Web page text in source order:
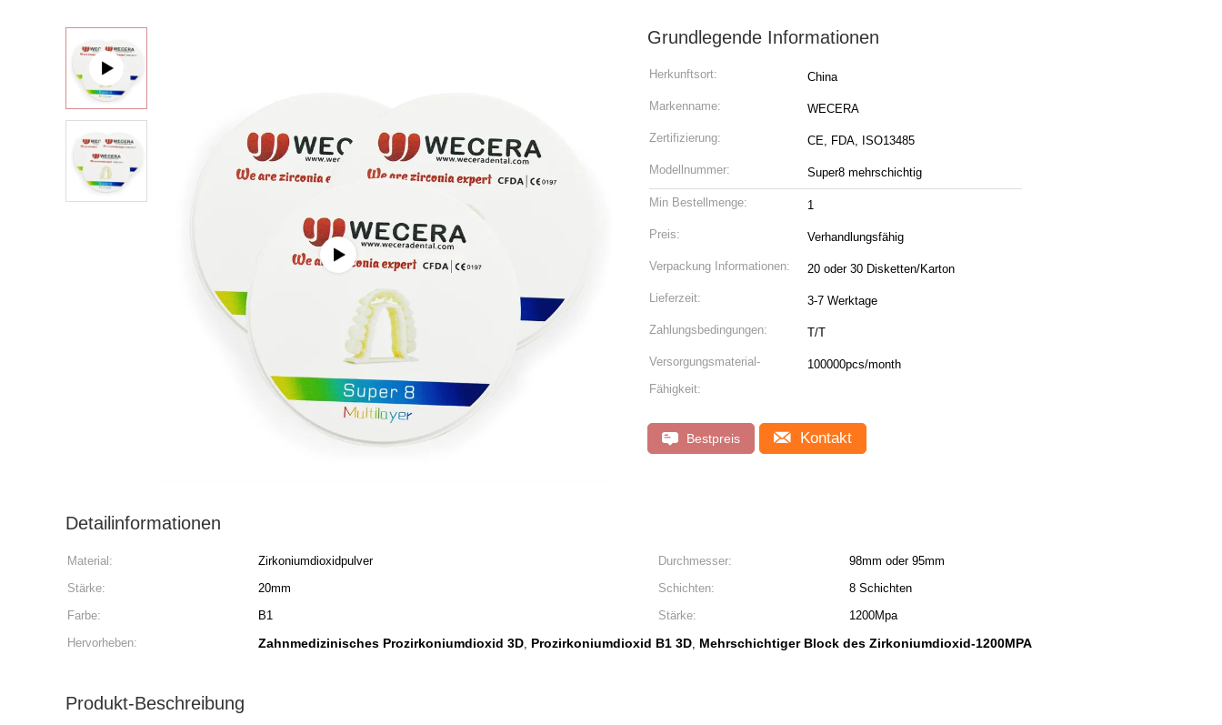
Grundlegende Informationen
Herkunftsort: China
Markenname: WECERA
Zertifizierung: CE, FDA, ISO13485
Modellnummer: Super8 mehrschichtig
Min Bestellmenge: 1
Preis: Verhandlungsfähig
Verpackung Informationen: 20 oder 30 Disketten/Karton
Lieferzeit: 3-7 Werktage
Zahlungsbedingungen: T/T
Versorgungsmaterial-
Fähigkeit:
100000pcs/month
Bestpreis Kontakt
Detailinformationen
Material: Zirkoniumdioxidpulver Durchmesser:
98mm oder 95mm
Stärke:
20mm Schichten:
8 Schichten
Farbe:
B1 Stärke:
1200Mpa
Hervorheben:
Zahnmedizinisches Prozirkoniumdioxid 3D, Prozirkoniumdioxid B1 3D, Mehrschichtiger Block des Zirkoniumdioxid-1200MPA
Produkt-Beschreibung